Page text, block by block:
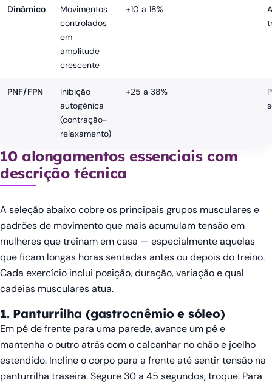
Dinâmico
Movimentos
controlados
em
amplitude
crescente
+10 a 18%
PNF/FPN
Inibição
autogênica
(contração-
relaxamento)
+25 a 38%
10 alongamentos essenciais com
descrição técnica
A seleção abaixo cobre os principais grupos musculares e
padrões de movimento que mais acumulam tensão em
mulheres que treinam em casa — especialmente aquelas
que ficam longas horas sentadas antes ou depois do treino.
Cada exercício inclui posição, duração, variação e qual
cadeias musculares atua.
1. Panturrilha (gastrocnêmio e sóleo)
Em pé de frente para uma parede, avance um pé e
mantenha o outro atrás com o calcanhar no chão e joelho
estendido. Incline o corpo para a frente até sentir tensão na
panturrilha traseira. Segure 30 a 45 segundos, troque. Para